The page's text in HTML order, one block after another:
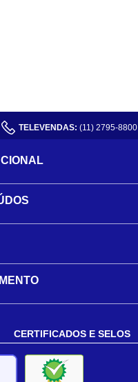
TELEVENDAS: (11) 2795-8800
CERTIFICADOS E SELOS